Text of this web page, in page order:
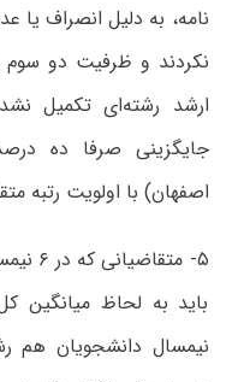
نامه، به دلیل انصراف یا
نکردند و ظرفیت دو سوم
ارشد رشته‌ای تکمیل
جایگزینی صرفا ده
اصفهان) با اولویت رتبه
۵-
باید به لحاظ میانگین